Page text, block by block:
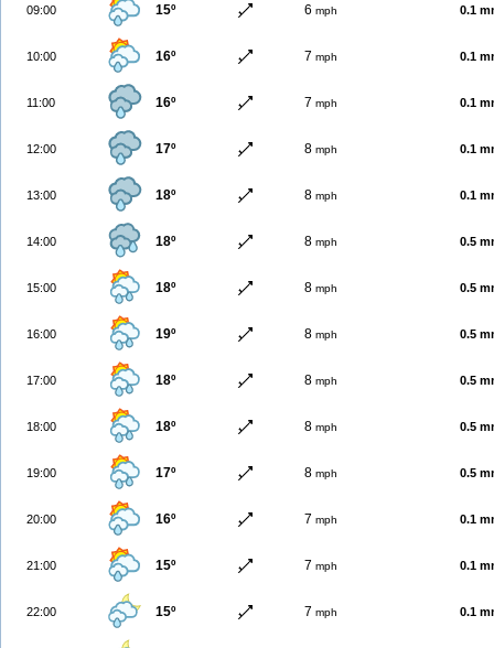
09:00 15º 6 mph 0.1
10:00 16º 7 mph 0.1
11:00 16º 7 mph 0.1
12:00 17º 8 mph 0.1
13:00 18º 8 mph 0.1
14:00 18º 8 mph 0.5
15:00 18º 8 mph 0.5
16:00 19º 8 mph 0.5
17:00 18º 8 mph 0.5
18:00 18º 8 mph 0.5
19:00 17º 8 mph 0.5
20:00 16º 7 mph 0.1
21:00 15º 7 mph 0.1
22:00 15º 7 mph 0.1